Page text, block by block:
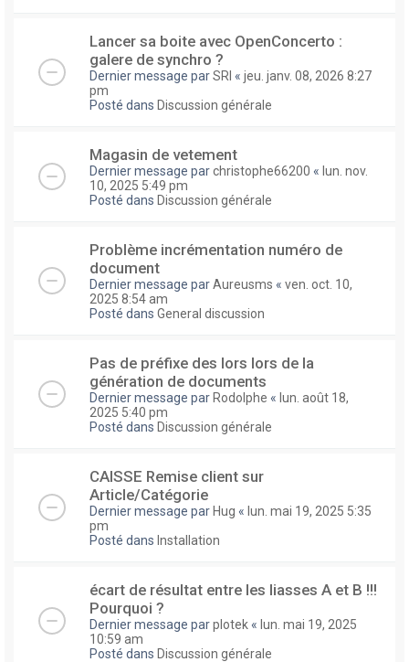
Lancer sa boite avec OpenConcerto :
galere de synchro ?
Dernier message parSRI « jeu. janv. 08, 2026 8:27
pm
Posté dans Discussion générale
Magasin de vetement
Dernier message parchristophe66200 « lun. nov.
10, 2025 5:49 pm
Posté dans Discussion générale
Problème incrémentation numéro de
document
Dernier message parAureusms « ven. oct. 10,
2025 8:54 am
Posté dans General discussion
Pas de préfixe des lors lors de la
génération de documents
Dernier message par Rodolphe « lun. août 18,
2025 5:40 pm
Posté dans Discussion générale
CAISSE Remise client sur
Article/Catégorie
Dernier message par Hug « lun. mai 19, 2025 5:35
pm
Posté dans Installation
écart de résultat entre les liasses A et B !!!
Pourquoi ?
Dernier message parplotek « lun. mai 19, 2025
10:59 am
Posté dans Discussion générale